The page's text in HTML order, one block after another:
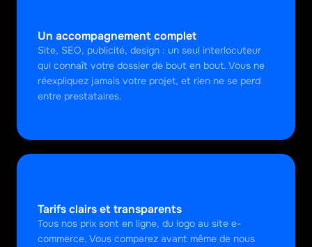
Un accompagnement complet
Site, SEO, publicité, design : un seul interlocuteur
qui connaît votre dossier de bout en bout. Vous ne
réexpliquez jamais votre projet, et rien ne se perd
entre prestataires.
Tarifs clairs et transparents
Tous nos prix sont en ligne, du logo au site e-
commerce. Vous comparez avant même de nous